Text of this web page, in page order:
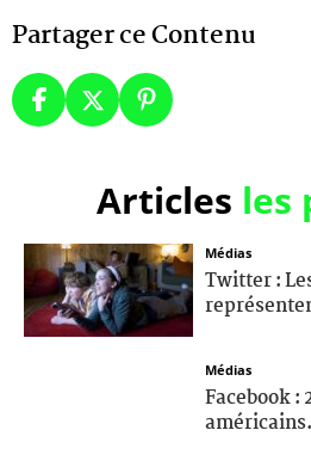
Partager ce Contenu
Articles les
Médias
Twitter :
Médias
Facebook :